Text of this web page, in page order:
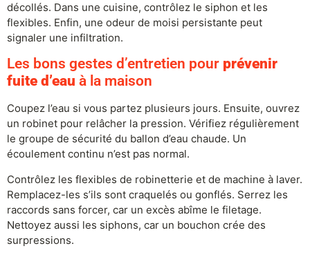
décollés. Dans une cuisine, contrôlez le siphon et les
flexibles. Enfin, une odeur de moisi persistante peut
signaler une infiltration.
Les bons gestes d’entretien pour prévenir
fuite d’eau à la maison
Coupez l’eau si vous partez plusieurs jours. Ensuite, ouvrez
un robinet pour relâcher la pression. Vérifiez régulièrement
le groupe de sécurité du ballon d’eau chaude. Un
écoulement continu n’est pas normal.
Contrôlez les flexibles de robinetterie et de machine à laver.
Remplacez-les s’ils sont craquelés ou gonflés. Serrez les
raccords sans forcer, car un excès abîme le filetage.
Nettoyez aussi les siphons, car un bouchon crée des
surpressions.